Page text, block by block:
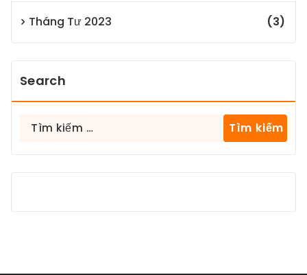
Tháng Tư 2023 (3)
Search
Tìm